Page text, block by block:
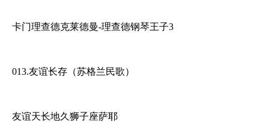
卡门理查德克莱德曼-理查德钢琴王子3
013.友谊长存（苏格兰民歌）
友谊天长地久狮子座萨耶